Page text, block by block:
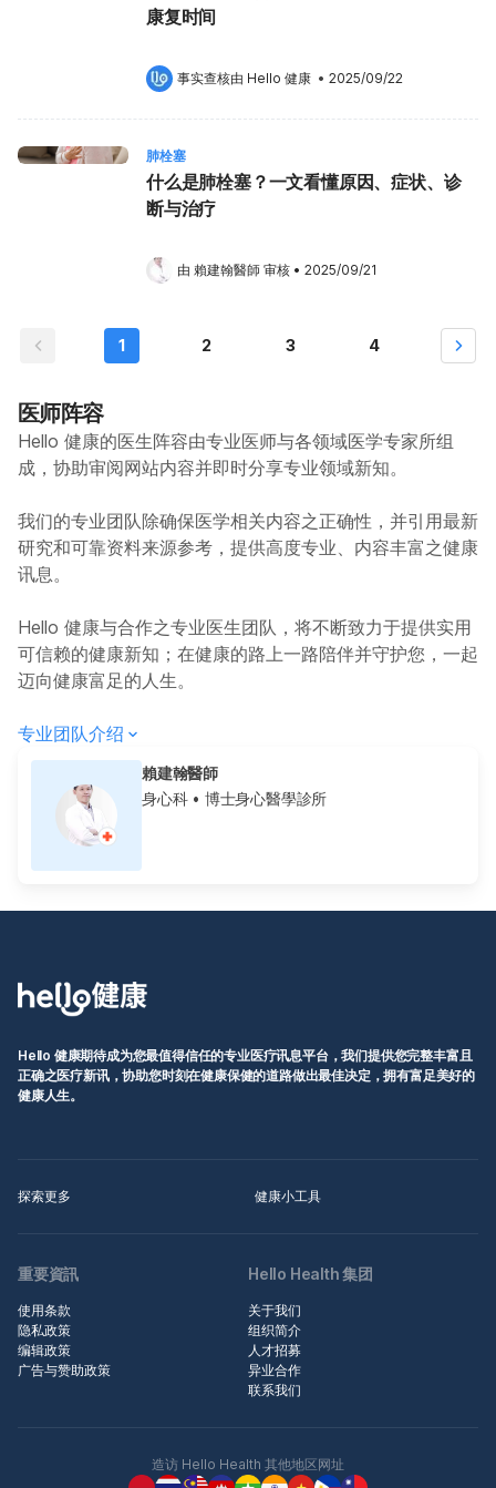
康复时间
事实查核由 Hello 健康 • 2025/09/22
肺栓塞
什么是肺栓塞？一文看懂原因、症状、诊
断与治疗
由 賴建翰醫師 审核 • 2025/09/21
1 2 3 4
医师阵容
Hello 健康的医生阵容由专业医师与各领域医学专家所组
成，协助审阅网站内容并即时分享专业领域新知。
我们的专业团队除确保医学相关内容之正确性，并引用最新
研究和可靠资料来源参考，提供高度专业、内容丰富之健康
讯息。
Hello 健康与合作之专业医生团队，将不断致力于提供实用
可信赖的健康新知；在健康的路上一路陪伴并守护您，一起
迈向健康富足的人生。
专业团队介绍
賴建翰醫師
身心科• 博士身心醫學診所
Hello 健康期待成为您最值得信任的专业医疗讯息平台，我们提供您完整丰富且
正确之医疗新讯，协助您时刻在健康保健的道路做出最佳决定，拥有富足美好的
健康人生。
探索更多 健康小工具
重要資訊
使用条款
隐私政策
编辑政策
广告与赞助政策
Hello Health 集团
关于我们
组织简介
人才招募
异业合作
联系我们
造访 Hello Health 其他地区网址